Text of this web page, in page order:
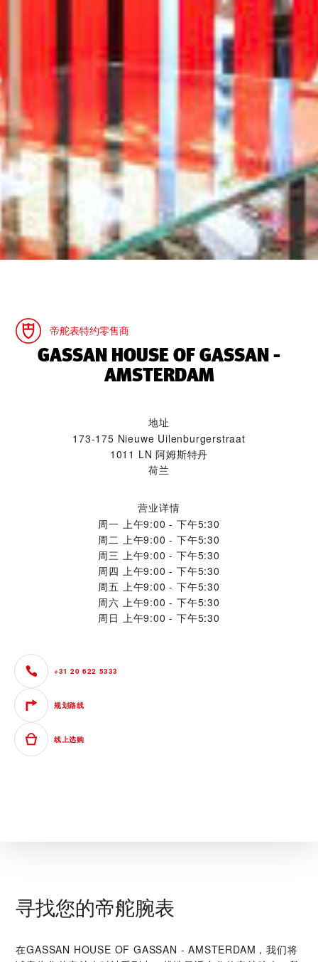
帝舵表特约零售商
‭GASSAN HOUSE OF GASSAN -
AMSTERDAM‬
地址
173-175 Nieuwe Uilenburgerstraat
1011 LN 阿姆斯特丹
荷兰
营业详情
周一 上午9:00 - 下午5:30
周二 上午9:00 - 下午5:30
周三 上午9:00 - 下午5:30
周四 上午9:00 - 下午5:30
周五 上午9:00 - 下午5:30
周六 上午9:00 - 下午5:30
周日 上午9:00 - 下午5:30
+31 20 622 5333
规划路线
线上选购
寻找您的帝舵腕表
在‭GASSAN HOUSE OF GASSAN - AMSTERDAM‬，我们将